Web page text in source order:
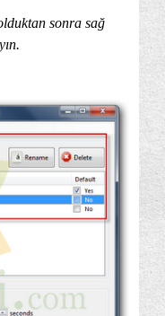
sonra sağ